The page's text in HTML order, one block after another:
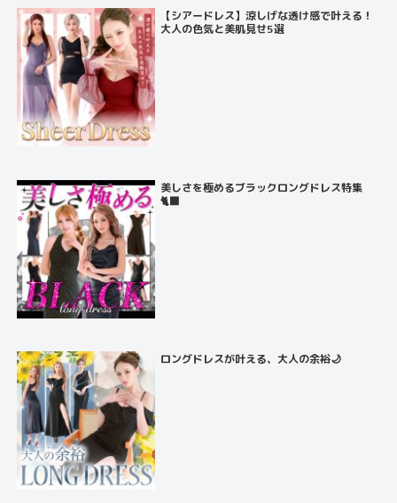
【シアードレス】涼しげな透け感で叶える！
大人の色気と美肌見せ5選
美しさを極めるブラックロングドレス特集
🐈‍⬛
ロングドレスが叶える、大人の余裕🌙